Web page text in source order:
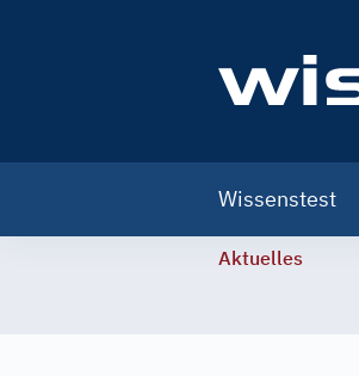
navigation
Wissenstest
Aktuelles